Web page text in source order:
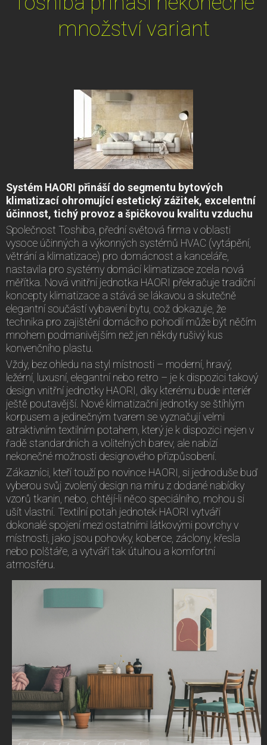
množství variant
Systém HAORI přináší do segmentu bytových
klimatizací ohromující estetický zážitek, excelentní
účinnost, tichý provoz a špičkovou kvalitu vzduchu
Společnost Toshiba, přední světová firma v oblasti
vysoce účinných a výkonných systémů HVAC (vytápění,
větrání a klimatizace) pro domácnost a kanceláře,
nastavila pro systémy domácí klimatizace zcela nová
měřítka. Nová vnitřní jednotka HAORI překračuje tradiční
koncepty klimatizace a stává se lákavou a skutečně
elegantní součástí vybavení bytu, což dokazuje, že
technika pro zajištění domácího pohodlí může být něčím
mnohem podmanivějším než jen někdy rušivý kus
konvenčního plastu.
Vždy, bez ohledu na styl místnosti – moderní, hravý,
ležérní, luxusní, elegantní nebo retro – je k dispozici takový
design vnitřní jednotky HAORI, díky kterému bude interiér
ještě poutavější. Nové klimatizační jednotky se štíhlým
korpusem a jedinečným tvarem se vyznačují velmi
atraktivním textilním potahem, který je k dispozici nejen v
řadě standardních a volitelných barev, ale nabízí
nekonečné možnosti designového přizpůsobení.
Zákazníci, kteří touží po novince HAORI, si jednoduše buď
vyberou svůj zvolený design na míru z dodané nabídky
vzorů tkanin, nebo, chtějí-li něco speciálního, mohou si
ušít vlastní. Textilní potah jednotek HAORI vytváří
dokonalé spojení mezi ostatními látkovými povrchy v
místnosti, jako jsou pohovky, koberce, záclony, křesla
nebo polštáře, a vytváří tak útulnou a komfortní
atmosféru.